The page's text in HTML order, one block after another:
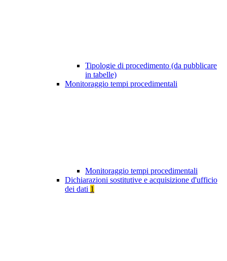
Tipologie di procedimento (da pubblicare
in tabelle)
Monitoraggio tempi procedimentali
Monitoraggio tempi procedimentali
Dichiarazioni sostitutive e acquisizione d'ufficio
dei dati 1